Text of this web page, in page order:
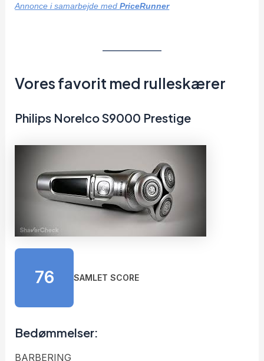
Annonce i samarbejde medPriceRunner
Vores favorit med rulleskærer
Philips Norelco S9000 Prestige
76 SAMLET SCORE
Bedømmelser:
BARBERING